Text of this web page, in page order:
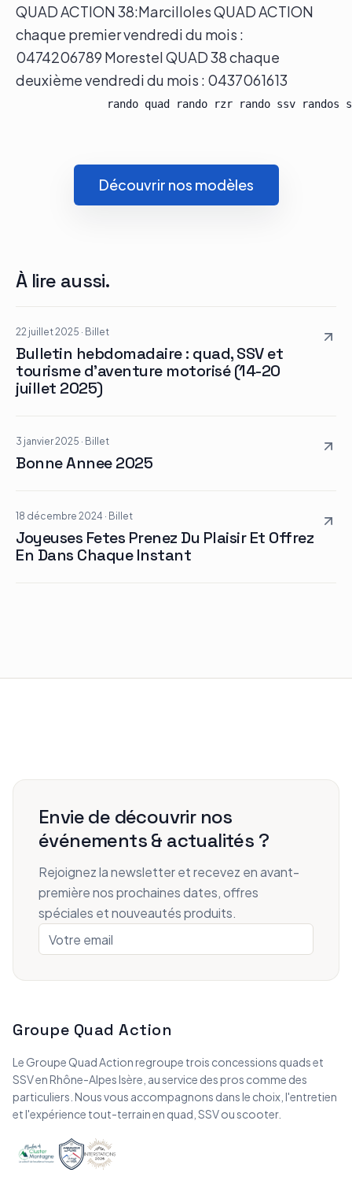
QUAD ACTION 38:Marcilloles QUAD ACTION
chaque premier vendredi du mois :
0474206789 Morestel QUAD 38 chaque
deuxième vendredi du mois : 0437061613
Découvrir nos modèles
À lire aussi.
22 juillet 2025 · Billet
Bulletin hebdomadaire : quad, SSV et
tourisme d’aventure motorisé (14-20
juillet 2025)
3 janvier 2025 · Billet
Bonne Annee 2025
18 décembre 2024 · Billet
Joyeuses Fetes Prenez Du Plaisir Et Offrez
En Dans Chaque Instant
Envie de découvrir nos
événements & actualités ?
Rejoignez la newsletter et recevez en avant-
première nos prochaines dates, offres
spéciales et nouveautés produits.
Groupe Quad Action
Le Groupe Quad Action regroupe trois concessions quads et
SSV en Rhône-Alpes Isère, au service des pros comme des
particuliers. Nous vous accompagnons dans le choix, l'entretien
et l'expérience tout-terrain en quad, SSV ou scooter.